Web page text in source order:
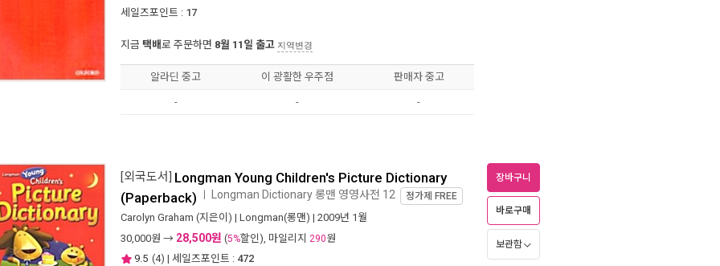
세일즈포인트 : 17
지금 택배로 주문하면 8월 11일 출고 지역변경
알라딘 중고 이 광활한 우주점 판매자 중고
- - -
[외국도서] Longman Young Children's Picture Dictionary
(Paperback) Longman Dictionary 롱맨 영영사전 12 정가제 FREE
Carolyn Graham (지은이) | Longman(롱맨) | 2009년 1월
30,000원 → 28,500원 (5%할인), 마일리지 290원
9.5 (4) | 세일즈포인트 : 472
장바구니
바로구매
보관함